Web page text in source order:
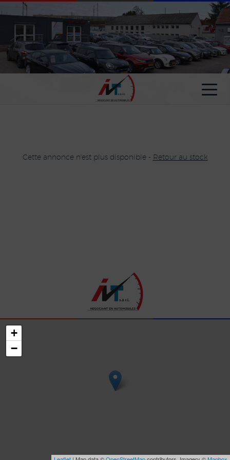
Cette annonce n'est plus disponible - Retour au stock
+
−
Paramètres avancés des cookies